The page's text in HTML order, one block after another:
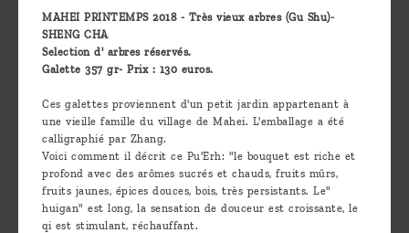
MAHEI PRINTEMPS 2018 - Très vieux arbres (Gu Shu)-
SHENG CHA
Selection d' arbres réservés.
Galette 357 gr- Prix : 130 euros.
Ces galettes proviennent d'un petit jardin appartenant à
une vieille famille du village de Mahei. L'emballage a été
calligraphié par Zhang.
Voici comment il décrit ce Pu'Erh: "le bouquet est riche et
profond avec des arômes sucrés et chauds, fruits mûrs,
fruits jaunes, épices douces, bois, très persistants. Le"
huigan" est long, la sensation de douceur est croissante, le
qi est stimulant, réchauffant.